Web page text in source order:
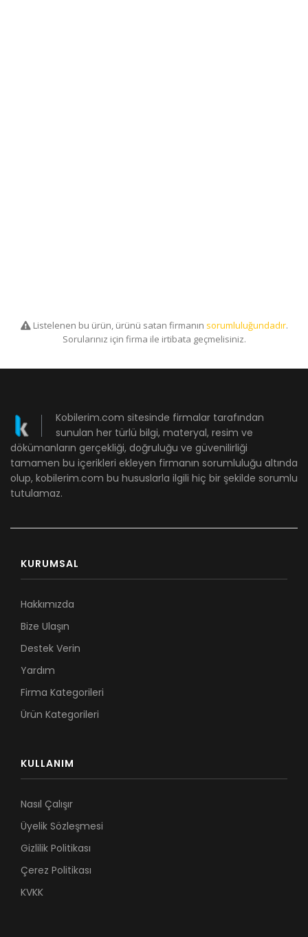
Listelenen bu ürün, ürünü satan firmanın sorumluluğundadır.
Sorularınız için firma ile irtibata geçmelisiniz.
Kobilerim.com sitesinde firmalar tarafından
sunulan her türlü bilgi, materyal, resim ve
dökümanların gerçekliği, doğruluğu ve güvenilirliği
tamamen bu içerikleri ekleyen firmanın sorumluluğu altında
olup, kobilerim.com bu hususlarla ilgili hiç bir şekilde sorumlu
tutulamaz.
KURUMSAL
Hakkımızda
Bize Ulaşın
Destek Verin
Yardım
Firma Kategorileri
Ürün Kategorileri
KULLANIM
Nasıl Çalışır
Üyelik Sözleşmesi
Gizlilik Politikası
Çerez Politikası
KVKK